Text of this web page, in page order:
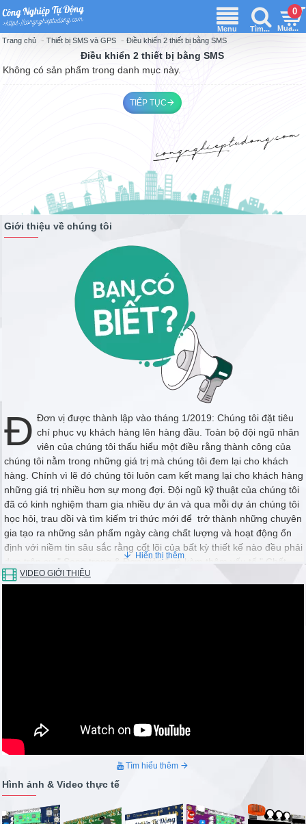
0
Trang chủ Thiết bị SMS và GPS Điều khiển 2 thiết bị bằng SMS
Điều khiển 2 thiết bị bằng SMS
Không có sản phẩm trong danh mục này.
TIẾP TỤC
Giới thiệu về chúng tôi
Đ Đơn vị được thành lập vào tháng 1/2019: Chúng tôi đặt tiêu
chí phục vụ khách hàng lên hàng đầu. Toàn bộ đội ngũ nhân
viên của chúng tôi thấu hiểu một điều rằng thành công của
chúng tôi nằm trong những giá trị mà chúng tôi đem lại cho khách
hàng. Chính vì lẽ đó chúng tôi luôn cam kết mang lại cho khách hàng
những giá trị nhiều hơn sự mong đợi. Đội ngũ kỹ thuật của chúng tôi
đã có kinh nghiệm tham gia nhiều dự án và qua mỗi dự án chúng tôi
học hỏi, trau dồi và tìm kiếm tri thức mới để trở thành những chuyên
gia tạo ra những sản phẩm ngày càng chất lượng và hoạt động ổn
định với niềm tin sâu sắc rằng cốt lõi của bất kỳ thiết kế nào đều phải
dựa trên sự " Sang trọng & Đơn giản " và kèm thêm yếu tố " Chất
lượng & Hoạt động Ổn định "
VIDEO GIỚI THIỆU
Tìm hiểu thêm
Hình ảnh & Video thực tế